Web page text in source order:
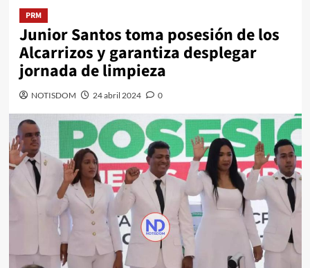
PRM
Junior Santos toma posesión de los
Alcarrizos y garantiza desplegar
jornada de limpieza
NOTISDOM 24 abril 2024 0